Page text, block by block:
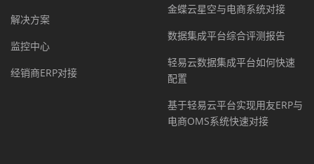
解决方案
监控中心
经销商ERP对接
金蝶云星空与电商系统对接
数据集成平台综合评测报告
轻易云数据集成平台如何快速
配置
基于轻易云平台实现用友ERP与
电商OMS系统快速对接